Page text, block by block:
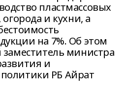
пластмассовых
и кухни, а
на 7%. Об этом
заместитель министра
и
РБ Айрат